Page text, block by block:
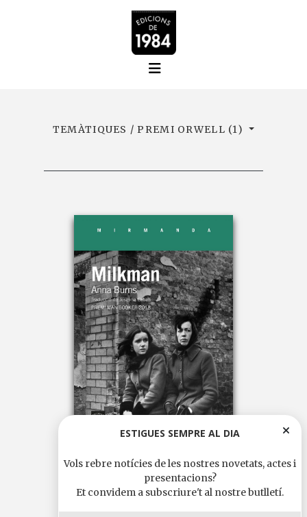
TEMÀTIQUES / PREMI ORWELL (1)
ANNA BURNS
Milkman
ESTIGUES SEMPRE AL DIA
Vols rebre notícies de les nostres novetats, actes i
presentacions?
Et convidem a subscriure't al nostre butlletí.